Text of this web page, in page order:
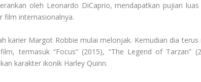
oleh Leonardo DiCaprio, mendapatkan pujian
film internasionalnya.
karier Margot Robbie mulai melonjak. Kemudian dia
termasuk “Focus” (2015), “The Legend of Tarzan”
karakter ikonik Harley Quinn.